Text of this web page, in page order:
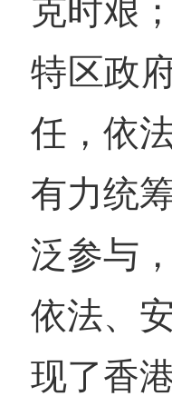
克时艰
特区政
任，依
有力统
泛参与
依法、
现了香